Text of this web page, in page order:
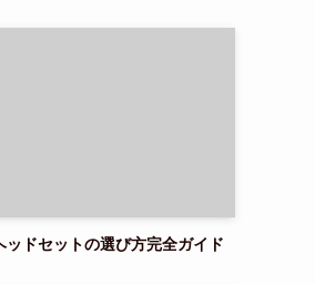
ッドセットの選び方完全ガイド